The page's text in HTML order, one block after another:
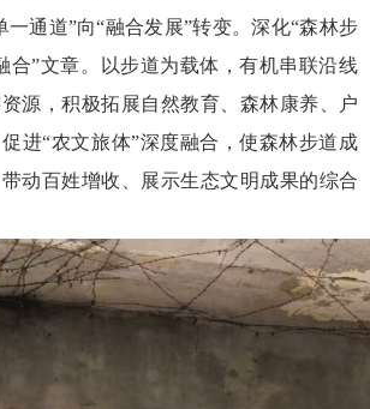
一通道”向“融合发展”转变。深化“森林步
合”文章。以步道为载体，有机串联沿线
源，积极拓展自然教育、森林康养、户
进“农文旅体”深度融合，使森林步道成
动百姓增收、展示生态文明成果的综合